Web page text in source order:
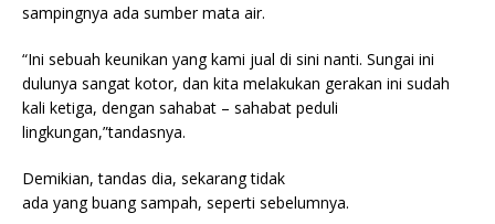
sampingnya ada sumber mata air.
“Ini sebuah keunikan yang kami jual di sini nanti. Sungai ini
dulunya sangat kotor, dan kita melakukan gerakan ini sudah
kali ketiga, dengan sahabat – sahabat peduli
lingkungan,”tandasnya.
Demikian, tandas dia, sekarang tidak
ada yang buang sampah, seperti sebelumnya.